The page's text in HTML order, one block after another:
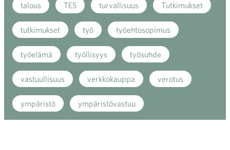
talous TES turvallisuus Tutkimukset
tutkimukset työ työehtosopimus
työelämä työllisyys työsuhde
vastuullisuus verkkokauppa verotus
ympäristö ympäristövastuu